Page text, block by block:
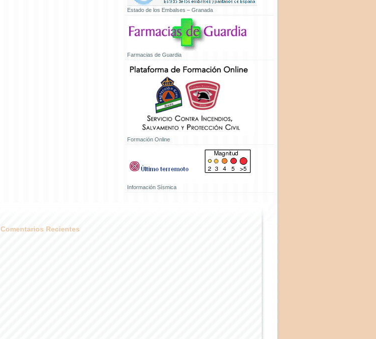
Estado de los Embalses – Granada
Farmacias de Guardia
Formación Online
Información Sísmica
Comentarios Recientes